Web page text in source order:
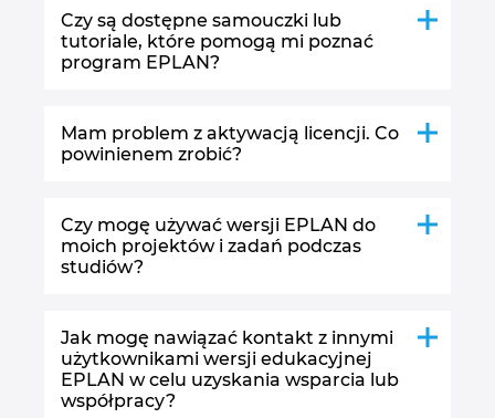
Czy są dostępne samouczki lub
tutoriale, które pomogą mi poznać
program EPLAN?
Mam problem z aktywacją licencji. Co
powinienem zrobić?
Czy mogę używać wersji EPLAN do
moich projektów i zadań podczas
studiów?
Jak mogę nawiązać kontakt z innymi
użytkownikami wersji edukacyjnej
EPLAN w celu uzyskania wsparcia lub
współpracy?
Indonezja
Irlandia
Izrael
Kanada
Korea Południowa
Litwa